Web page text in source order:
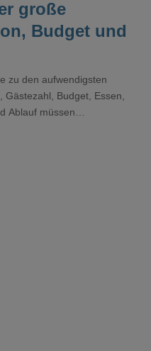
große
Budget und
zu den aufwendigsten
Gästezahl, Budget, Essen,
Ablauf müssen
organisiert ist und trotzdem